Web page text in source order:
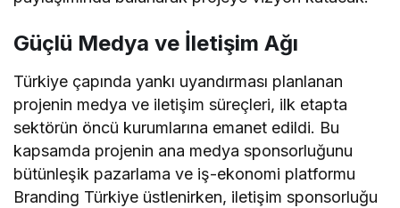
Güçlü Medya ve İletişim Ağı
Türkiye çapında yankı uyandırması planlanan
projenin medya ve iletişim süreçleri, ilk etapta
sektörün öncü kurumlarına emanet edildi. Bu
kapsamda projenin ana medya sponsorluğunu
bütünleşik pazarlama ve iş-ekonomi platformu
Branding Türkiye üstlenirken, iletişim sponsorluğu